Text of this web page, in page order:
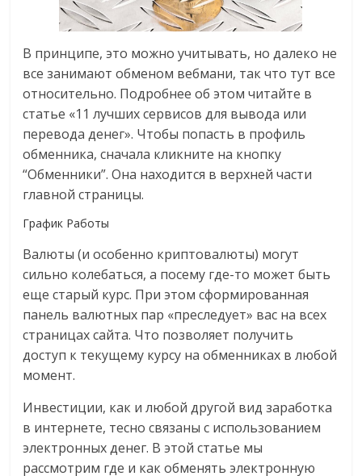
В принципе, это можно учитывать, но далеко не
все занимают обменом вебмани, так что тут все
относительно. Подробнее об этом читайте в
статье «11 лучших сервисов для вывода или
перевода денег». Чтобы попасть в профиль
обменника, сначала кликните на кнопку
“Обменники”. Она находится в верхней части
главной страницы.
График Работы
Валюты (и особенно криптовалюты) могут
сильно колебаться, а посему где-то может быть
еще старый курс. При этом сформированная
панель валютных пар «преследует» вас на всех
страницах сайта. Что позволяет получить
доступ к текущему курсу на обменниках в любой
момент.
Инвестиции, как и любой другой вид заработка
в интернете, тесно связаны с использованием
электронных денег. В этой статье мы
рассмотрим где и как обменять электронную